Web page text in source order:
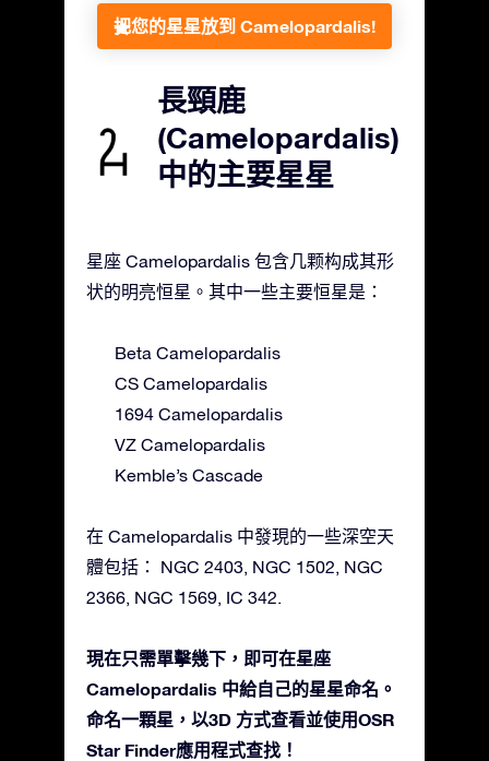
把您的星星放到 Camelopardalis!
長頸鹿
(Camelopardalis)
中的主要星星
星座 Camelopardalis 包含几颗构成其形
状的明亮恒星。其中一些主要恒星是：
Beta Camelopardalis
CS Camelopardalis
1694 Camelopardalis
VZ Camelopardalis
Kemble’s Cascade
在 Camelopardalis 中發現的一些深空天
體包括： NGC 2403, NGC 1502, NGC
2366, NGC 1569, IC 342.
現在只需單擊幾下，即可在星座
Camelopardalis 中給自己的星星命名。
命名一顆星，以3D 方式查看並使用OSR
Star Finder應用程式查找！